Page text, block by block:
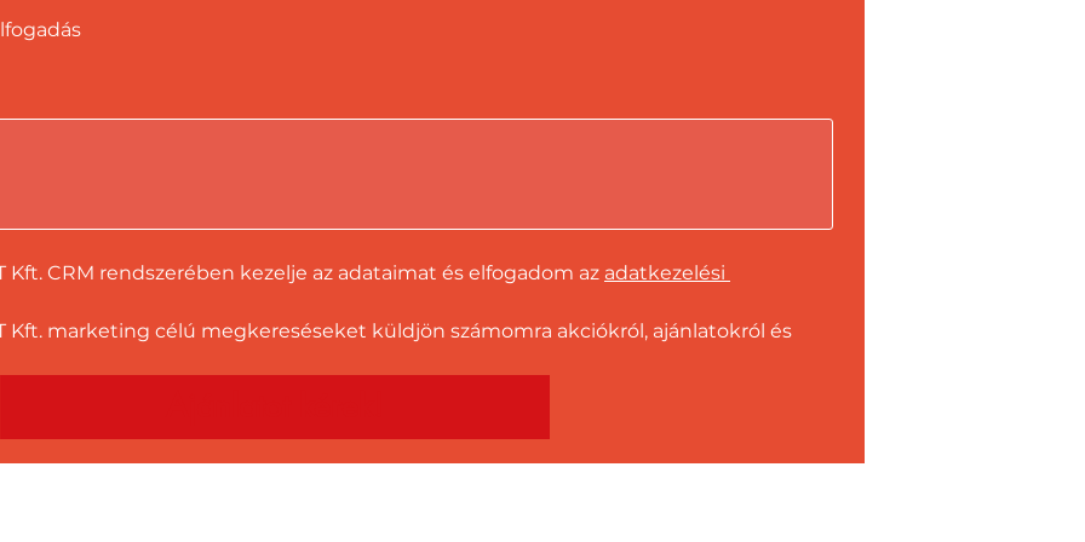
Kft. CRM rendszerében kezelje az adataimat és elfogadom az adatkezelési
Kft. marketing célú megkereséseket küldjön számomra akciókról, ajánlatokról és